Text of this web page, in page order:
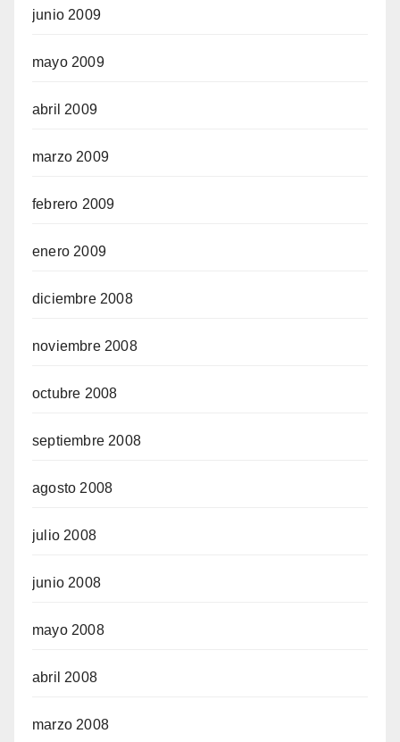
junio 2009
mayo 2009
abril 2009
marzo 2009
febrero 2009
enero 2009
diciembre 2008
noviembre 2008
octubre 2008
septiembre 2008
agosto 2008
julio 2008
junio 2008
mayo 2008
abril 2008
marzo 2008